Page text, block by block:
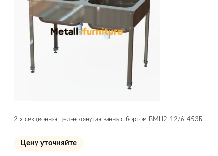
2-х секционная цельнотянутая ванна с бортом ВМЦ2-12/6-453Б
Цену уточняйте